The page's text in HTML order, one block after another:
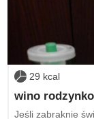
29 kcal
wino
Jeśli zabraknie